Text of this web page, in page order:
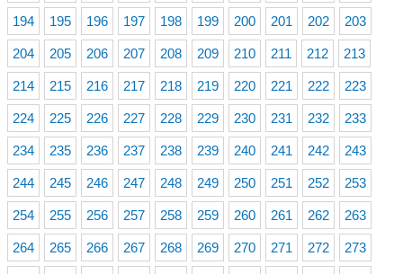
194 195 196 197 198 199 200 201 202 203
204 205 206 207 208 209 210 211 212 213
214 215 216 217 218 219 220 221 222 223
224 225 226 227 228 229 230 231 232 233
234 235 236 237 238 239 240 241 242 243
244 245 246 247 248 249 250 251 252 253
254 255 256 257 258 259 260 261 262 263
264 265 266 267 268 269 270 271 272 273